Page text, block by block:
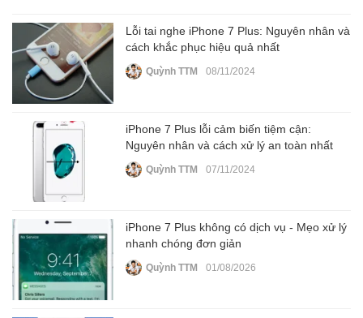
Lỗi tai nghe iPhone 7 Plus: Nguyên nhân và
cách khắc phục hiệu quả nhất
Quỳnh TTM 08/11/2024
iPhone 7 Plus lỗi cảm biến tiệm cận:
Nguyên nhân và cách xử lý an toàn nhất
Quỳnh TTM 07/11/2024
iPhone 7 Plus không có dịch vụ - Mẹo xử lý
nhanh chóng đơn giản
Quỳnh TTM 01/08/2026